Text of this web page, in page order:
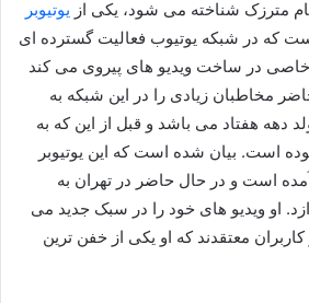
مترزک شناخته می‌ شود، یکی از یوتیوبر
که در شبکه یوتیوب فعالیت گسترده ای
در ساخت ویدیو های پیروی می‌ کند
مخاطبان زیادی را در این شبکه به
دهه هفتاد می باشد و قبل از این که به
است. بیان شده است که این یوتیوبر
است و در حال حاضر در تهران به
او ویدیو های خود را در سبک جدید می
معتقدند که او یکی از خفن ترین